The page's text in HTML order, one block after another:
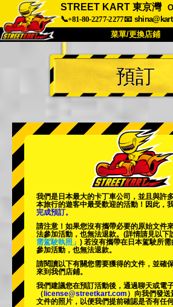
STREET KART 東京灣
📞+81-80-2277-2277📧
菜單/更換店鋪
首頁
關於我們 規格
公司
更換店鋪
東京 秋葉原 #2
東京 澀谷分店
東京 淺草
沖繩
預訂
我們是日本最大的卡丁車公司，並且與許
本旅行的遊客中最受歡迎的活動 ！因此，
完成預訂。
請注意！如果您沒有攜帶必要的原始文件
法參加活動，也無法退款。 (詳情請見以下
需駕駛執照」 ) 若沒有攜帶在日本駕駛所
參加活動，也無法退款。
請閱讀以下有關您需要獲得的文件，並確
來到我們店鋪。
我們建議您在預訂活動後，通過聊天或電
（ license@streetkart.com ）向我們發
文件的照片，以便我們提前確認是否有任何